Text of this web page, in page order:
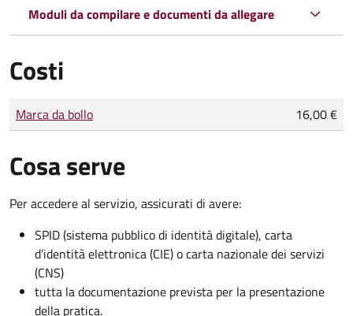
Moduli da compilare e documenti da allegare
Costi
Tipo di pagamento
Importo
Marca da bollo 16,00 €
Cosa serve
Per accedere al servizio, assicurati di avere:
SPID (sistema pubblico di identità digitale), carta
d’identità elettronica (CIE) o carta nazionale dei servizi
(CNS)
tutta la documentazione prevista per la presentazione
della pratica.